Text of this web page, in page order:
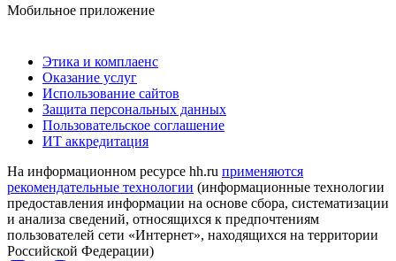
Мобильное приложение
Этика и комплаенс
Оказание услуг
Использование сайтов
Защита персональных данных
Пользовательское соглашение
ИТ аккредитация
На информационном ресурсе hh.ru применяются
рекомендательные технологии (информационные технологии
предоставления информации на основе сбора, систематизации
и анализа сведений, относящихся к предпочтениям
пользователей сети «Интернет», находящихся на территории
Российской Федерации)